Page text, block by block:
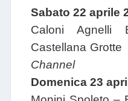
Sabato 22 aprile
Caloni Agnelli
Castellana
Channel
Domenica 23